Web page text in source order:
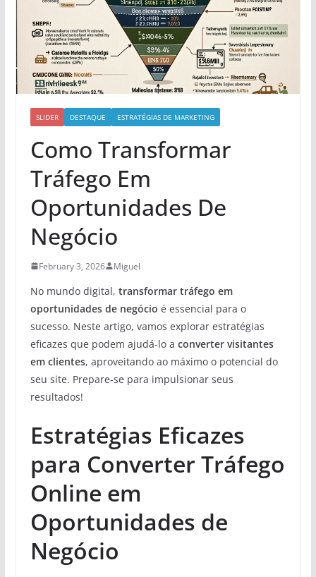
SLIDER DESTAQUE ESTRATÉGIAS DE MARKETING
Como Transformar
Tráfego Em
Oportunidades De
Negócio
February 3, 2026 Miguel
No mundo digital, transformar tráfego em
oportunidades de negócio é essencial para o
sucesso. Neste artigo, vamos explorar estratégias
eficazes que podem ajudá-lo a converter visitantes
em clientes, aproveitando ao máximo o potencial do
seu site. Prepare-se para impulsionar seus
resultados!
Estratégias Eficazes
para Converter Tráfego
Online em
Oportunidades de
Negócio